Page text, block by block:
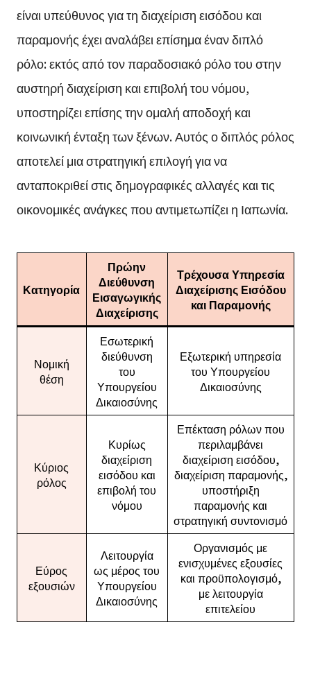
είναι υπεύθυνος για τη διαχείριση εισόδου και
παραμονής έχει αναλάβει επίσημα έναν διπλό
ρόλο: εκτός από τον παραδοσιακό ρόλο του στην
αυστηρή διαχείριση και επιβολή του νόμου,
υποστηρίζει επίσης την ομαλή αποδοχή και
κοινωνική ένταξη των ξένων. Αυτός ο διπλός ρόλος
αποτελεί μια στρατηγική επιλογή για να
ανταποκριθεί στις δημογραφικές αλλαγές και τις
οικονομικές ανάγκες που αντιμετωπίζει η Ιαπωνία.
Κατηγορία
Πρώην
Διεύθυνση
Εισαγωγικής
Διαχείρισης
Τρέχουσα Υπηρεσία
Διαχείρισης Εισόδου
και Παραμονής
Νομική
θέση
Εσωτερική
διεύθυνση
του
Υπουργείου
Δικαιοσύνης
Εξωτερική υπηρεσία
του Υπουργείου
Δικαιοσύνης
Κύριος
ρόλος
Κυρίως
διαχείριση
εισόδου και
επιβολή του
νόμου
Επέκταση ρόλων που
περιλαμβάνει
διαχείριση εισόδου,
διαχείριση παραμονής,
υποστήριξη
παραμονής και
στρατηγική συντονισμό
Εύρος
εξουσιών
Λειτουργία
ως μέρος του
Υπουργείου
Δικαιοσύνης
Οργανισμός με
ενισχυμένες εξουσίες
και προϋπολογισμό,
με λειτουργία
επιτελείου